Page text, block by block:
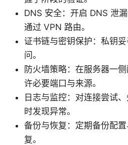
DNS 安全：开启 DNS 泄
通过 VPN 路由。
证书链与密钥保护：私钥
问。
防火墙策略：在服务器一
许必要端口与来源。
日志与监控：对连接尝试
时发现异常。
备份与恢复：定期备份配
复。